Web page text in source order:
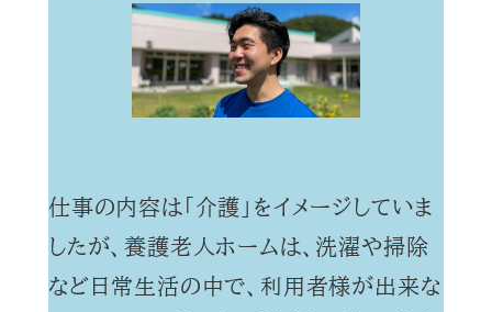
仕事の内容は「介護」をイメージしていま
したが、養護老人ホームは、洗濯や掃除
など日常生活の中で、利用者様が出来な